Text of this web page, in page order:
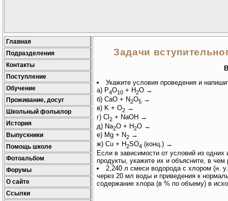
Главная
Подразделения
Контакты
Поступление
Обучение
Проживание, досуг
Школьный фольклор
История
Выпускники
Помощь школе
Фотоальбом
Форумы
О сайте
Ссылки
Задачи
Укажите условия проведения и
а) P4O10 + H2O →
б) CaO + N2O5 →
в) K + O2 →
г) Cl 2 + NaOH →
д) Na2O + H2O →
е) Mg + N2 →
ж) Cu + H2SO4 (конц.) →
Если в зависимости от условий из
продукты, укажите их и объясните, в чем
2,240 л смеси водорода с хлором (н.
через 20 мл воды и приведения к
содержание хлора (в % по объему) в